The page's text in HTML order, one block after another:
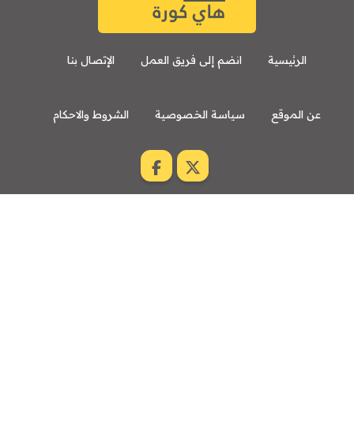
الرئيسية انضم إلى فريق العمل الإتصال بنا
عن الموقع سياسة الخصوصية الشروط والاحكام